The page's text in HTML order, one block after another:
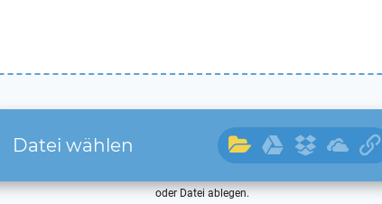
Datei wählen
oder Datei ablegen.